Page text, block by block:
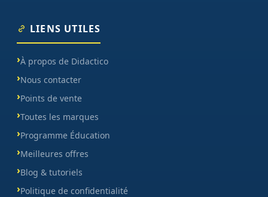
LIENS UTILES
À propos de Didactico
Nous contacter
Points de vente
Toutes les marques
Programme Éducation
Meilleures offres
Blog & tutoriels
Politique de confidentialité